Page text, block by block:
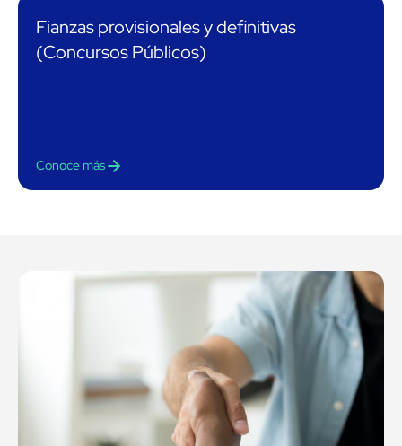
Fianzas provisionales y definitivas
(Concursos Públicos)
Conoce más